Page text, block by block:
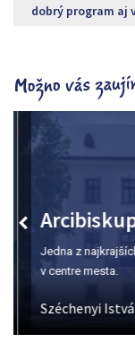
dobrý program aj
Jedna z
v centre mesta.
Széchenyi